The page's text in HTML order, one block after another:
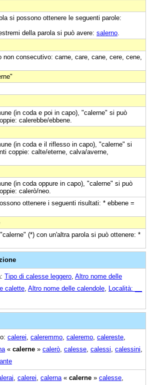
si possono ottenere le seguenti parole:
della parola si può avere: salerno
consecutivo: carne, care, cane, cere, cene,
(in coda e poi in capo), "calerne" si può
calerebbe/ebbene.
(in coda e il riflesso in capo), "calerne" si
coppie: calte/eterne, calva/averne,
(in coda oppure in capo), "calerne" si può
calerò/neo.
ottenere i seguenti risultati: * ebbene =
(*) con un'altra parola si può ottenere: *
Tipo di calesse leggero Altro nome delle
calette Altro nome delle calendole Località: __
calerei caleremmo caleremo calereste
« calerne » calerò calesse calessi calessini
calerei calerna « calerne » calesse